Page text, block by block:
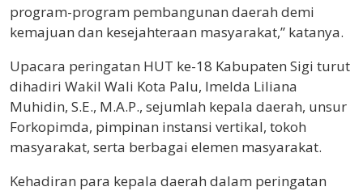
program-program pembangunan daerah demi
kemajuan dan kesejahteraan masyarakat,” katanya.
Upacara peringatan HUT ke-18 Kabupaten Sigi turut
dihadiri Wakil Wali Kota Palu, Imelda Liliana
Muhidin, S.E., M.A.P., sejumlah kepala daerah, unsur
Forkopimda, pimpinan instansi vertikal, tokoh
masyarakat, serta berbagai elemen masyarakat.
Kehadiran para kepala daerah dalam peringatan